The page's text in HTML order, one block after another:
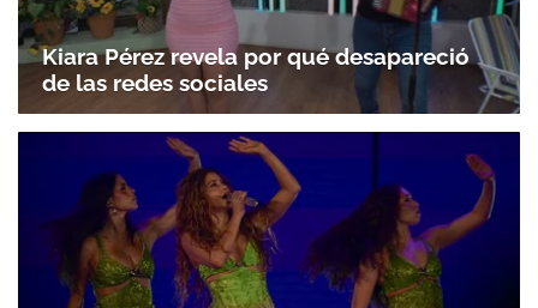
Kiara Pérez revela por qué desapareció
de las redes sociales